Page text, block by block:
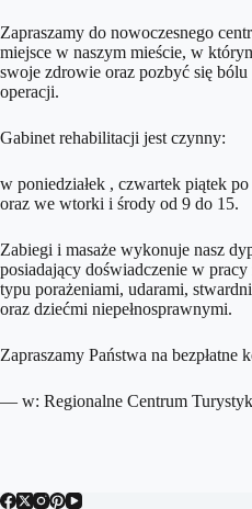
Zapraszamy do nowoczesnego
miejsce w naszym mieście, w
swoje zdrowie oraz pozbyć się
operacji.
Gabinet rehabilitacji jest czynny:
w poniedziałek , czwartek piątek
oraz we wtorki i środy od 9 do 15.
Zabiegi i masaże wykonuje nasz
posiadający doświadczenie w
typu porażeniami, udarami,
oraz dziećmi niepełnosprawnymi.
Zapraszamy Państwa na bezpłatne
— w: Regionalne Centrum